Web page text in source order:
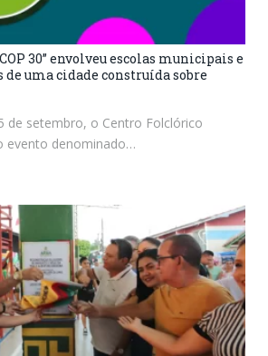
30” envolveu escolas municipais e
de uma cidade construída sobre
de setembro, o Centro Folclórico
evento denominado…